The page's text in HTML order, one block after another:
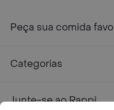
Peça sua comida
Categorias
Junte-se ao Rappi